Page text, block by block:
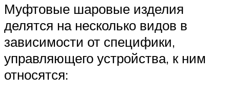
Муфтовые шаровые изделия
делятся на несколько видов в
зависимости от специфики,
управляющего устройства, к ним
относятся: